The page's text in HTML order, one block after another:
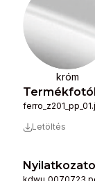
króm
Letöltés